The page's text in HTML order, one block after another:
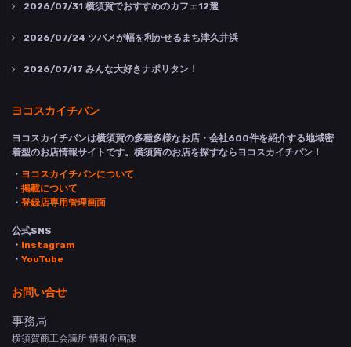
2026/07/31 横須賀でおすすめのカフェ12選
2026/07/24 ツバメが幅を利かせるまち津久井浜
2026/07/17 みんな大好きナポリタン！
ヨコスカイチバン
ヨコスカイチバンは横須賀の多種多様なお店・会社600件を紹介する地域密
着型のお店情報サイトです。横須賀のお店を探すならヨコスカイチバン！
・ ヨコスカイチバンについて
・ 掲載について
・ 登録店専用管理画面
公式SNS
・ Instagram
・ YouTube
お問い合せ
事務局
横須賀商工会議所 情報企画課